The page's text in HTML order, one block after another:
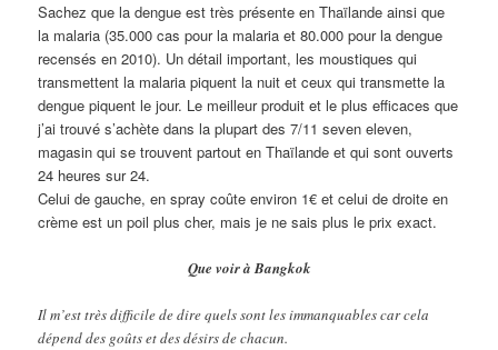
Sachez que la dengue est très présente en Thaïlande ainsi que
la malaria (35.000 cas pour la malaria et 80.000 pour la dengue
recensés en 2010). Un détail important, les moustiques qui
transmettent la malaria piquent la nuit et ceux qui transmette la
dengue piquent le jour. Le meilleur produit et le plus efficaces que
j’ai trouvé s’achète dans la plupart des 7/11 seven eleven,
magasin qui se trouvent partout en Thaïlande et qui sont ouverts
24 heures sur 24.
Celui de gauche, en spray coûte environ 1€ et celui de droite en
crème est un poil plus cher, mais je ne sais plus le prix exact.
Que voir à Bangkok
Il m’est très difficile de dire quels sont les immanquables car cela
dépend des goûts et des désirs de chacun.